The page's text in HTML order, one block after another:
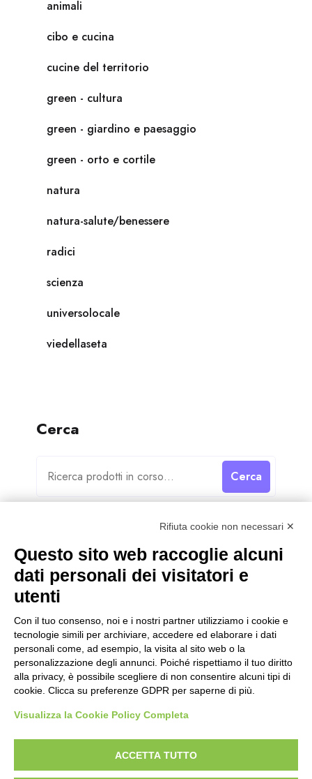
animali
cibo e cucina
cucine del territorio
green - cultura
green - giardino e paesaggio
green - orto e cortile
natura
natura-salute/benessere
radici
scienza
universolocale
viedellaseta
Cerca
Cerca
Categorie
Categorie
Rifiuta cookie non necessari ✕
Questo sito web raccoglie alcuni
dati personali dei visitatori e
utenti
Con il tuo consenso, noi e i nostri partner utilizziamo i cookie e
tecnologie simili per archiviare, accedere ed elaborare i dati
personali come, ad esempio, la visita al sito web o la
personalizzazione degli annunci. Poiché rispettiamo il tuo diritto
alla privacy, è possibile scegliere di non consentire alcuni tipi di
cookie. Clicca su preferenze GDPR per saperne di più.
Visualizza la Cookie Policy Completa
ACCETTA TUTTO